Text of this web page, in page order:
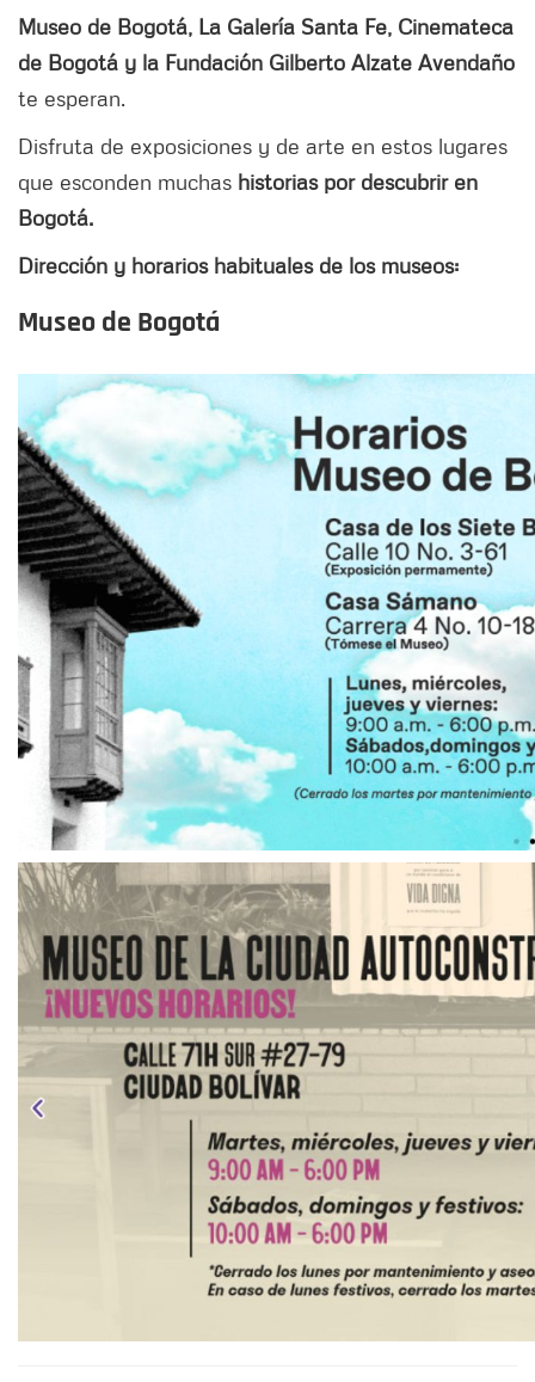
Museo de Bogotá, La Galería Santa Fe, Cinemateca
de Bogotá y la Fundación Gilberto Alzate Avendaño
te esperan.
Disfruta de exposiciones y de arte en estos lugares
que esconden muchas historias por descubrir en
Bogotá.
Dirección y horarios habituales de los museos:
Museo de Bogotá